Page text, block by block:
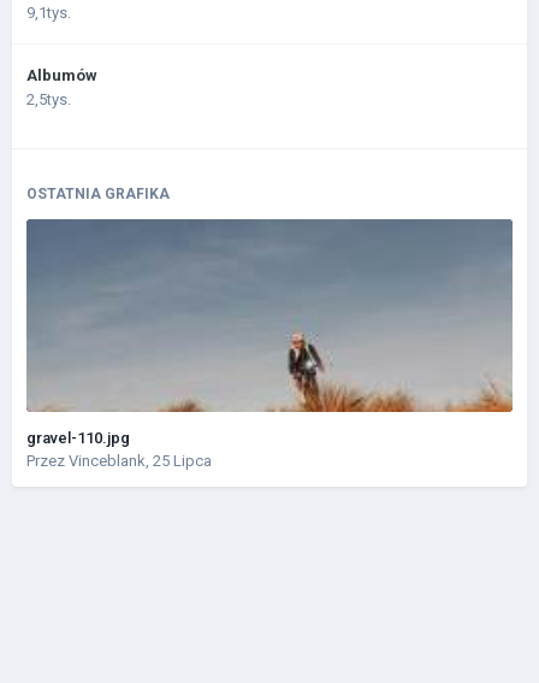
9,1tys.
Albumów
2,5tys.
OSTATNIA GRAFIKA
gravel-110.jpg
Przez Vinceblank, 25 Lipca